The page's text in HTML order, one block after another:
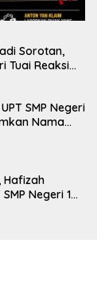
Sorotan,
Tuai Reaksi
SMP Negeri
Nama
Hafizah
Negeri 1